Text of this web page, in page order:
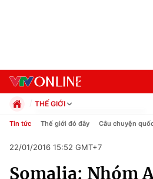
Chuyên mục
THẾ GIỚI
Chính trị
Pháp luật
Kinh tế
Tin tức Thế giới đó đây Câu chuyện
22/01/2016 15:52 GMT+7
Somalia: Nhóm